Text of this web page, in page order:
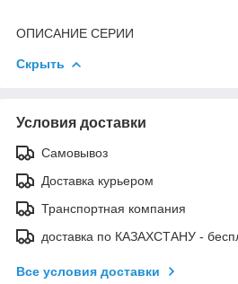
ОПИСАНИЕ СЕРИИ
Скрыть
Условия доставки
Самовывоз
Доставка курьером
Транспортная компания
доставка по КАЗАХСТАНУ -
Все условия доставки